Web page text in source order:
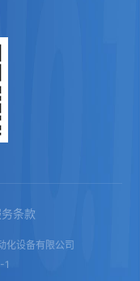
化设备有限公司
1
条款